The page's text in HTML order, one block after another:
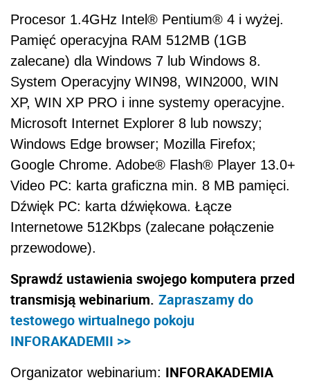
Procesor 1.4GHz Intel® Pentium® 4 i wyżej.
Pamięć operacyjna RAM 512MB (1GB
zalecane) dla Windows 7 lub Windows 8.
System Operacyjny WIN98, WIN2000, WIN
XP, WIN XP PRO i inne systemy operacyjne.
Microsoft Internet Explorer 8 lub nowszy;
Windows Edge browser; Mozilla Firefox;
Google Chrome. Adobe® Flash® Player 13.0+
Video PC: karta graficzna min. 8 MB pamięci.
Dźwięk PC: karta dźwiękowa. Łącze
Internetowe 512Kbps (zalecane połączenie
przewodowe).
Sprawdź ustawienia swojego komputera przed
transmisją webinarium. Zapraszamy do
testowego wirtualnego pokoju
INFORAKADEMII >>
Organizator webinarium: INFORAKADEMIA